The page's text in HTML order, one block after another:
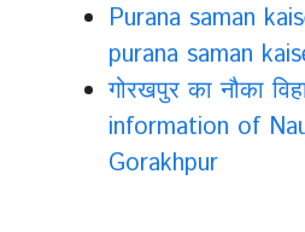
Purana saman
purana saman
गोरखपुर का नौका
information of
Gorakhpur